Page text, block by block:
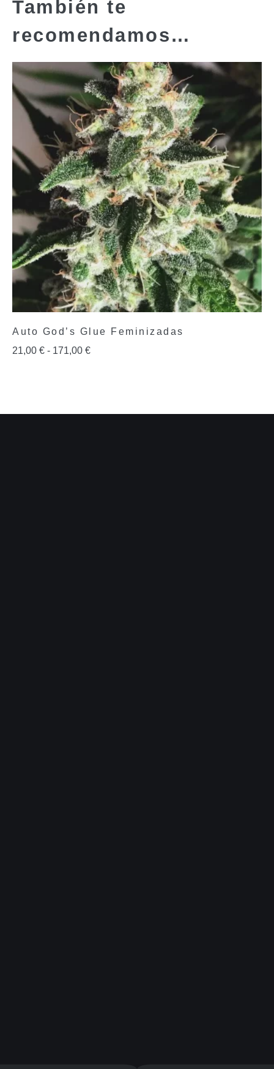
También te
recomendamos…
Auto God’s Glue Feminizadas
21,00 € - 171,00 €